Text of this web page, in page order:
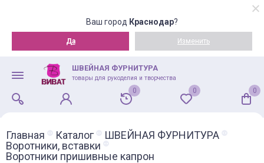
Ваш город Краснодар?
Да Изменить
ШВЕЙНАЯ ФУРНИТУРА
товары для рукоделия и творчества
0 0 0
Главная Каталог
ШВЕЙНАЯ ФУРНИТУРА
Воротники, вставки
Воротники пришивные капрон